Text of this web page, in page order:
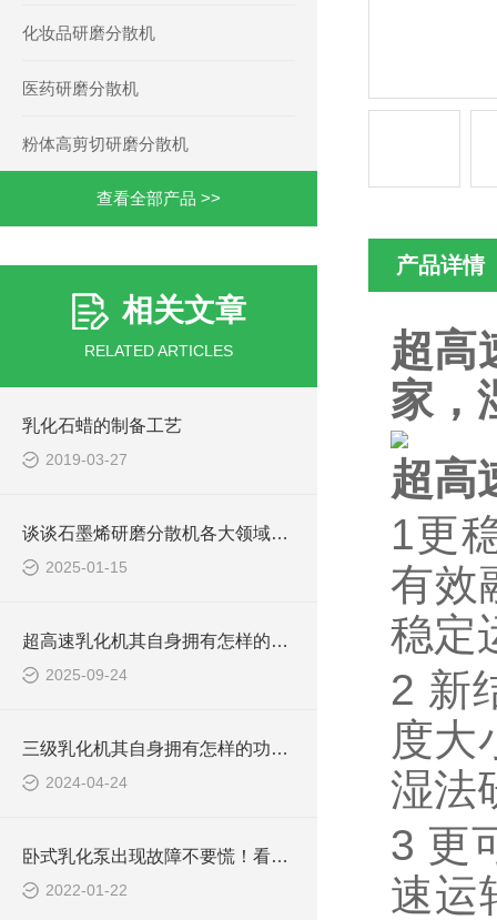
化妆品研磨分散机
医药研磨分散机
粉体高剪切研磨分散机
查看全部产品 >>
相关文章
RELATED ARTICLES
乳化石蜡的制备工艺
2019-03-27
谈谈石墨烯研磨分散机各大领域中的作用
2025-01-15
超高速乳化机其自身拥有怎样的功能呢？
2025-09-24
三级乳化机其自身拥有怎样的功能呢？
2024-04-24
卧式乳化泵出现故障不要慌！看这里
2022-01-22
产品详情
超高
家，
超高
1更
有效
稳定
2 新
度大
湿法
3 更
速运